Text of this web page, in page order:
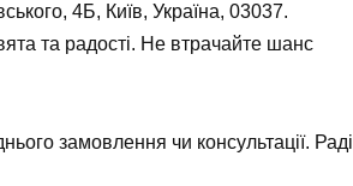
4Б, Київ, Україна, 03037.
та радості. Не втрачайте шанс
замовлення чи консультації. Раді